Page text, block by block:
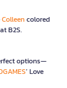
Colleencolored
B2S.
options—
’ Love